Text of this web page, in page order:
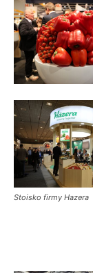
Stoisko firmy Hazera